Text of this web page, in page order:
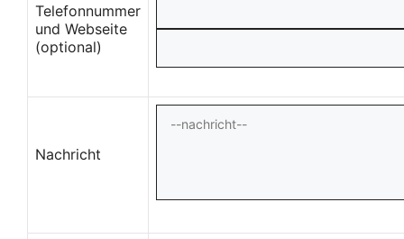
Telefonnummer
und Webseite
(optional)
Nachricht